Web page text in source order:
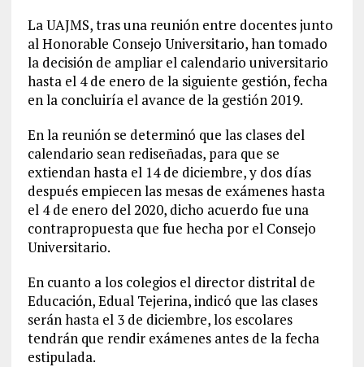
La UAJMS, tras una reunión entre docentes junto
al Honorable Consejo Universitario, han tomado
la decisión de ampliar el calendario universitario
hasta el 4 de enero de la siguiente gestión, fecha
en la concluiría el avance de la gestión 2019.
En la reunión se determinó que las clases del
calendario sean rediseñadas, para que se
extiendan hasta el 14 de diciembre, y dos días
después empiecen las mesas de exámenes hasta
el 4 de enero del 2020, dicho acuerdo fue una
contrapropuesta que fue hecha por el Consejo
Universitario.
En cuanto a los colegios el director distrital de
Educación, Edual Tejerina, indicó que las clases
serán hasta el 3 de diciembre, los escolares
tendrán que rendir exámenes antes de la fecha
estipulada.